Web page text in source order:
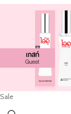
Sale